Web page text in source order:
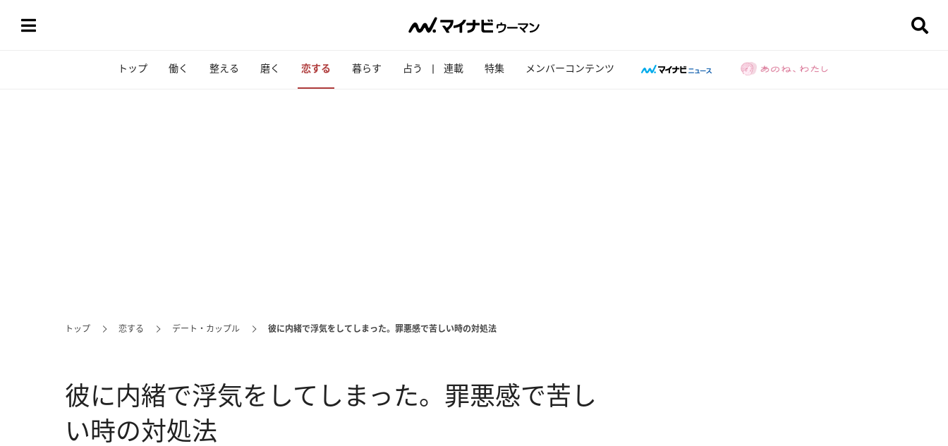
トップ 働く 整える 磨く 恋する 暮らす 占う 連載 特集 メンバーコンテンツ
トップ 恋する デート・カップル 彼に内緒で浮気をしてしまった。罪悪感で苦しい時の対処法
彼に内緒で浮気をしてしまった。罪悪感で苦し
い時の対処法